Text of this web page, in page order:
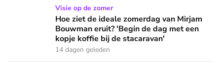
Hoe ziet de ideale zomerdag van Mirjam Bouwman eruit?
Visie op de zomer
Hoe ziet de ideale zomerdag van Mirjam
Bouwman eruit? 'Begin de dag met een
kopje koffie bij de stacaravan'
14 dagen geleden